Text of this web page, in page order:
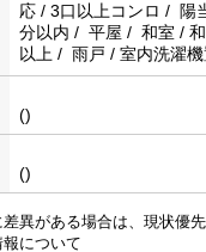
応 / 3口以上コンロ / 陽
分以内 / 平屋 / 和室 /
以上 / 雨戸 / 室内洗濯
()
()
異がある場合は、現状優先
について